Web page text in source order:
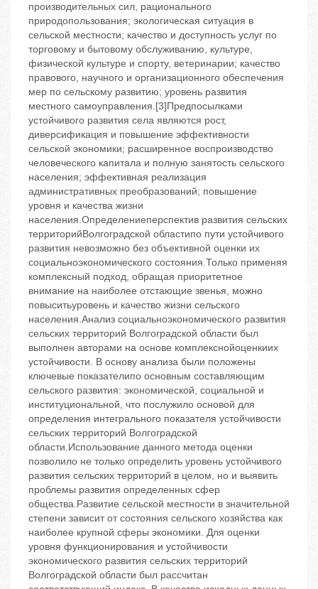
производительных сил, рационального
природопользования; экологическая ситуация в
сельской местности; качество и доступность услуг по
торговому и бытовому обслуживанию, культуре,
физической культуре и спорту, ветеринарии; качество
правового, научного и организационного обеспечения
мер по сельскому развитию; уровень развития
местного самоуправления.[3]Предпосылками
устойчивого развития села являются рост,
диверсификация и повышение эффективности
сельской экономики; расширенное воспроизводство
человеческого капитала и полную занятость сельского
населения; эффективная реализация
административных преобразований; повышение
уровня и качества жизни
населения.Определениеперспектив развития сельских
территорийВолгоградской областипо пути устойчивого
развития невозможно без объективной оценки их
социальноэкономического состояния.Только применяя
комплексный подход, обращая приоритетное
внимание на наиболее отстающие звенья, можно
повыситьуровень и качество жизни сельского
населения.Анализ социальноэкономического развития
сельских территорий Волгоградской области был
выполнен авторами на основе комплекснойоценкиих
устойчивости. В основу анализа были положены
ключевые показателипо основным составляющим
сельского развития: экономической, социальной и
институциональной, что послужило основой для
определения интегрального показателя устойчивости
сельских территорий Волгоградской
области.Использование данного метода оценки
позволило не только определить уровень устойчивого
развития сельских территорий в целом, но и выявить
проблемы развития определенных сфер
общества.Развитие сельской местности в значительной
степени зависит от состояния сельского хозяйства как
наиболее крупной сферы экономики. Для оценки
уровня функционирования и устойчивости
экономического развития сельских территорий
Волгоградской области был рассчитан